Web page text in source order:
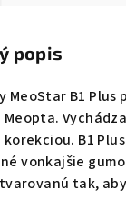
popis
MeoStar B1
B1
vonkajšie
tak,